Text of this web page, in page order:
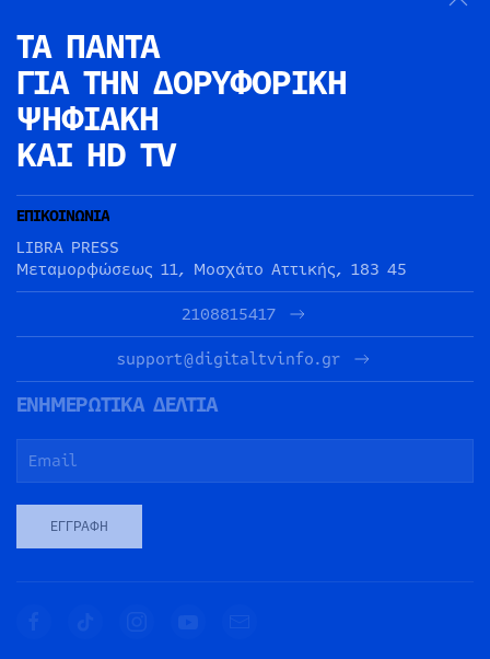
ΤΑ ΠΑΝΤΑ
ΓΙΑ ΤΗΝ ΔΟΡΥΦΟΡΙΚΗ
ΨΗΦΙΑΚΗ
ΚΑΙ HD TV
ΕΠΙΚΟΙΝΩΝΙΑ
LIBRA PRESS
Μεταμορφώσεως 11, Μοσχάτο Αττικής, 183 45
2108815417
support@digitaltvinfo.gr
ΕΝΗΜΕΡΩΤΙΚΑ ΔΕΛΤΙΑ
ΕΓΓΡΑΦΉ